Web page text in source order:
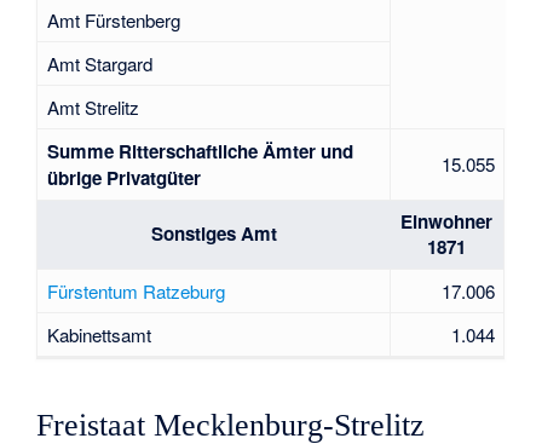
Amt Fürstenberg
Amt Stargard
Amt Strelitz
Summe Ritterschaftliche Ämter und
übrige Privatgüter
15.055
Sonstiges Amt
Einwohner
1871
Fürstentum Ratzeburg
17.006
Kabinettsamt
1.044
Freistaat Mecklenburg-Strelitz